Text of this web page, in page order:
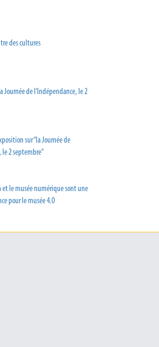
des cultures
Journée de l’Indépendance, le 2
sur “la Journée de
le 2 septembre”
et le musée numérique sont une
pour le musée 4.0